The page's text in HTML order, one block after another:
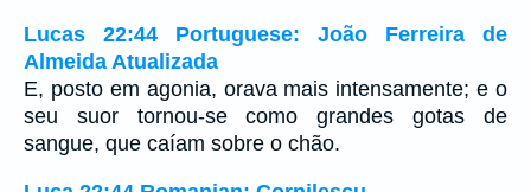
Lucas 22:44 Portuguese: João Ferreira de
Almeida Atualizada
E, posto em agonia, orava mais intensamente; e o
seu suor tornou-se como grandes gotas de
sangue, que caíam sobre o chão.